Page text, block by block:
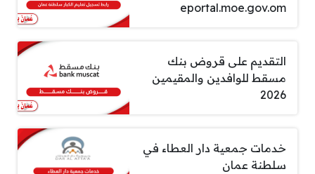
eportal.moe.gov.om
التقديم على قروض بنك
مسقط للوافدين والمقيمين
2026
خدمات جمعية دار العطاء في
سلطنة عمان